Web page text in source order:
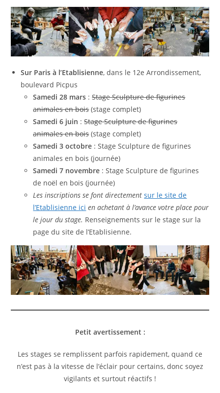
Sur Paris à l’Etablisienne, dans le 12e Arrondissement,
boulevard Picpus
Samedi 28 mars :Stage Sculpture de figurines
animales en bois(stage complet)
Samedi 6 juin :Stage Sculpture de figurines
animales en bois(stage complet)
Samedi 3 octobre : Stage Sculpture de figurines
animales en bois (journée)
Samedi 7 novembre : Stage Sculpture de figurines
de noël en bois (journée)
Les inscriptions se font directement sur le site de
l’Etablisienne ici en achetant à l’avance votre place pour
le jour du stage. Renseignements sur le stage sur la
page du site de l’Etablisienne.
Petit avertissement :
Les stages se remplissent parfois rapidement, quand ce
n’est pas à la vitesse de l’éclair pour certains, donc soyez
vigilants et surtout réactifs !